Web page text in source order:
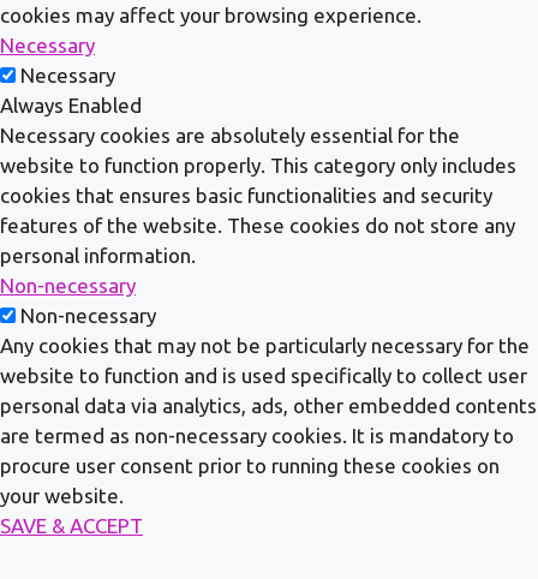
cookies may affect your browsing experience.
Necessary
Necessary
Always Enabled
Necessary cookies are absolutely essential for the
website to function properly. This category only includes
cookies that ensures basic functionalities and security
features of the website. These cookies do not store any
personal information.
Non-necessary
Non-necessary
Any cookies that may not be particularly necessary for the
website to function and is used specifically to collect user
personal data via analytics, ads, other embedded contents
are termed as non-necessary cookies. It is mandatory to
procure user consent prior to running these cookies on
your website.
SAVE & ACCEPT